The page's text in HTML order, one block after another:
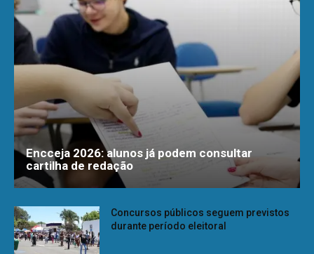
Encceja 2026: alunos já podem consultar
cartilha de redação
Concursos públicos seguem previstos
durante período eleitoral